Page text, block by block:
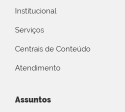
Institucional
Serviços
Centrais de Conteúdo
Atendimento
Assuntos